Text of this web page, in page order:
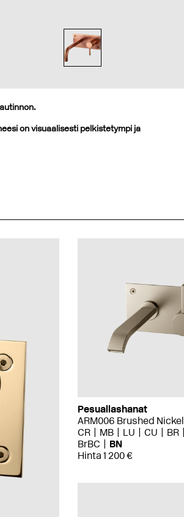
on visuaalisesti pelkistetympi ja
Pesuallashanat
ARM006 Brushed Nickel
CR
MB LU CU BR
BrBC
BN
Hinta 1 200 €